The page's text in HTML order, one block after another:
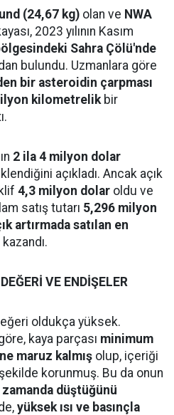
(24,67 kg) olan ve NWA
2023 yılının Kasım
Sahra Çölü'nde
bulundu. Uzmanlara göre
bir asteroidin çarpması
kilometrelikbir
2 ila 4 milyon dolar
açıkladı. Ancak açık
4,3 milyon dolar oldu ve
satış tutarı 5,296 milyon
artırmada satılan en
kazandı.
VE ENDİŞELER
oldukça yüksek.
kaya parçası minimum
maruz kalmış olup, içeriği
korunmuş. Bu da onun
düştüğünü
yüksek ısı ve basınçla